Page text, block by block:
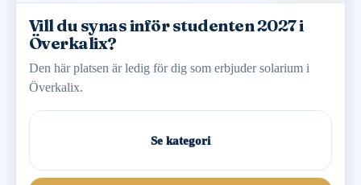
Vill du synas inför studenten 2027 i
Överkalix?
Den här platsen är ledig för dig som erbjuder solarium i
Överkalix.
Se kategori